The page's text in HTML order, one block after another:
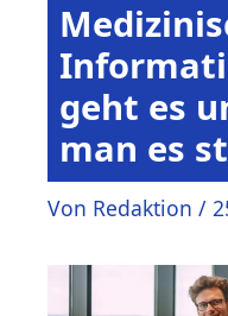
geht es
man es
Von Redaktion /